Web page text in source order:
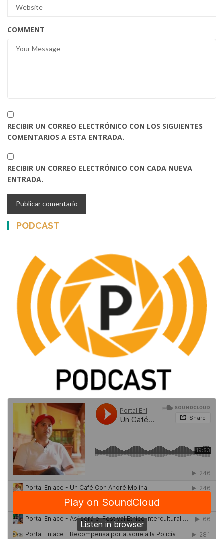
COMMENT
RECIBIR UN CORREO ELECTRÓNICO CON LOS SIGUIENTES
COMENTARIOS A ESTA ENTRADA.
RECIBIR UN CORREO ELECTRÓNICO CON CADA NUEVA
ENTRADA.
PODCAST